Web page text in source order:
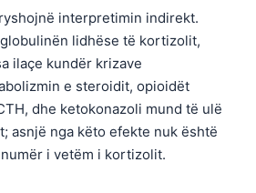
interpretimin indirekt.
lidhëse të kortizolit,
ilaçe kundër krizave
e steroidit, opioidët
dhe ketokonazoli mund të ulë
asnjë nga këto efekte nuk është
i vetëm i kortizolit.